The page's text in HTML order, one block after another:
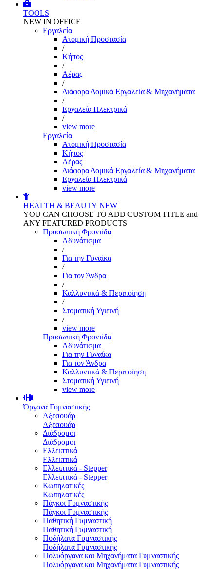
TOOLS
NEW IN OFFICE
Εργαλεία
Aτομική Προστασία
/
Kήπος
/
Αέρας
/
Διάφορα Δομικά Εργαλεία & Μηχανήματα
/
Εργαλεία Ηλεκτρικά
/
view more
Εργαλεία
Aτομική Προστασία
Kήπος
Αέρας
Διάφορα Δομικά Εργαλεία & Μηχανήματα
Εργαλεία Ηλεκτρικά
view more
HEALTH & BEAUTY NEW
YOU CAN CHOOSE TO ADD CUSTOM TITLE and
ANY FEATURED PRODUCTS
Προσωπική Φροντίδα
Αδυνάτισμα
/
Για την Γυναίκα
/
Για τον Άνδρα
/
Καλλυντικά & Περιποίηση
/
Στοματική Υγιεινή
/
view more
Προσωπική Φροντίδα
Αδυνάτισμα
Για την Γυναίκα
Για τον Άνδρα
Καλλυντικά & Περιποίηση
Στοματική Υγιεινή
view more
Όργανα Γυμναστικής
Αξεσουάρ
Αξεσουάρ
Διάδρομοι
Διάδρομοι
Ελλειπτικά
Ελλειπτικά
Ελλειπτικά - Stepper
Ελλειπτικά - Stepper
Κωπηλατικές
Κωπηλατικές
Πάγκοι Γυμναστικής
Πάγκοι Γυμναστικής
Παθητική Γυμναστική
Παθητική Γυμναστική
Ποδήλατα Γυμναστικής
Ποδήλατα Γυμναστικής
Πολυόργανα και Μηχανήματα Γυμναστικής
Πολυόργανα και Μηχανήματα Γυμναστικής